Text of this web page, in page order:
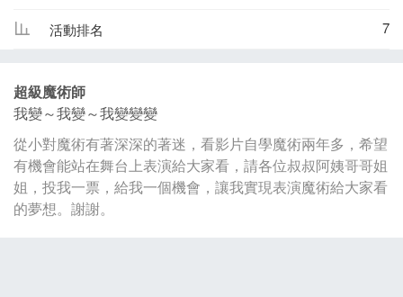
活動排名 7
超級魔術師
我變～我變～我變變變
從小對魔術有著深深的著迷，看影片自學魔術兩年多，希望
有機會能站在舞台上表演給大家看，請各位叔叔阿姨哥哥姐
姐，投我一票，給我一個機會，讓我實現表演魔術給大家看
的夢想。謝謝。